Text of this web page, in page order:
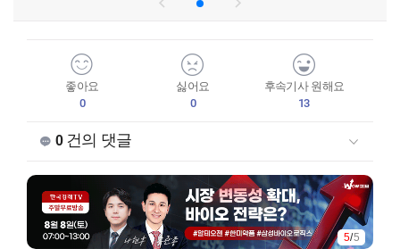
좋아요
0
싫어요
0
후속기사 원해요
13
0건의 댓글
5/5